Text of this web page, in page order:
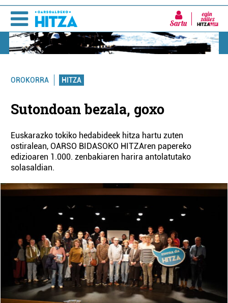
Sartu
OROKORRA HITZA
Sutondoan bezala, goxo
Euskarazko tokiko hedabideek hitza hartu zuten
ostiralean, OARSO BIDASOKO HITZAren papereko
edizioaren 1.000. zenbakiaren harira antolatutako
solasaldian.